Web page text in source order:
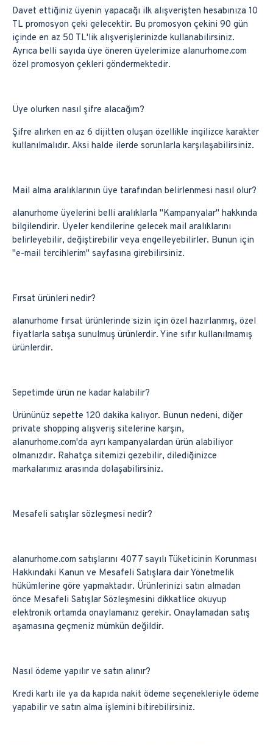
Davet ettiğiniz üyenin yapacağı ilk alışverişten hesabınıza 10
TL promosyon çeki gelecektir. Bu promosyon çekini 90 gün
içinde en az 50 TL'lik alışverişlerinizde kullanabilirsiniz.
Ayrıca belli sayıda üye öneren üyelerimize alanurhome.com
özel promosyon çekleri göndermektedir.
Üye olurken nasıl şifre alacağım?
Şifre alırken en az 6 dijitten oluşan özellikle ingilizce karakter
kullanılmalıdır. Aksi halde ilerde sorunlarla karşılaşabilirsiniz.
Mail alma aralıklarının üye tarafından belirlenmesi nasıl olur?
alanurhome üyelerini belli aralıklarla ''Kampanyalar'' hakkında
bilgilendirir. Üyeler kendilerine gelecek mail aralıklarını
belirleyebilir, değiştirebilir veya engelleyebilirler. Bunun için
''e-mail tercihlerim'' sayfasına girebilirsiniz.
Fırsat ürünleri nedir?
alanurhome fırsat ürünlerinde sizin için özel hazırlanmış, özel
fiyatlarla satışa sunulmuş ürünlerdir. Yine sıfır kullanılmamış
ürünlerdir.
Sepetimde ürün ne kadar kalabilir?
Ürününüz sepette 120 dakika kalıyor. Bunun nedeni, diğer
private shopping alışveriş sitelerine karşın,
alanurhome.com'da ayrı kampanyalardan ürün alabiliyor
olmanızdır. Rahatça sitemizi gezebilir, dilediğinizce
markalarımız arasında dolaşabilirsiniz.
Mesafeli satışlar sözleşmesi nedir?
alanurhome.com satışlarını 4077 sayılı Tüketicinin Korunması
Hakkındaki Kanun ve Mesafeli Satışlara dair Yönetmelik
hükümlerine göre yapmaktadır. Ürünlerinizi satın almadan
önce Mesafeli Satışlar Sözleşmesini dikkatlice okuyup
elektronik ortamda onaylamanız gerekir. Onaylamadan satış
aşamasına geçmeniz mümkün değildir.
Nasıl ödeme yapılır ve satın alınır?
Kredi kartı ile ya da kapıda nakit ödeme seçenekleriyle ödeme
yapabilir ve satın alma işlemini bitirebilirsiniz.